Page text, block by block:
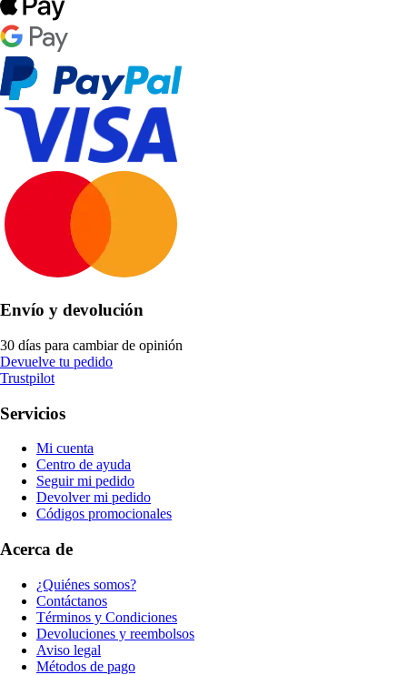
Envío y devolución
30 días para cambiar de opinión
Devuelve tu pedido
Trustpilot
Servicios
Mi cuenta
Centro de ayuda
Seguir mi pedido
Devolver mi pedido
Códigos promocionales
Acerca de
¿Quiénes somos?
Contáctanos
Términos y Condiciones
Devoluciones y reembolsos
Aviso legal
Métodos de pago